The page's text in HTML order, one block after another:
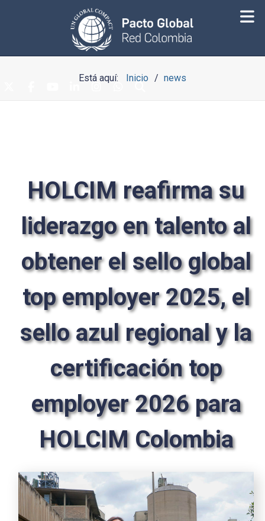
Está aquí: Inicio news
HOLCIM reafirma su
liderazgo en talento al
obtener el sello global
top employer 2025, el
sello azul regional y la
certificación top
employer 2026 para
HOLCIM Colombia